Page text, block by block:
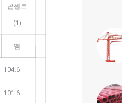
콘센트
(1)
엠
104.6
101.6